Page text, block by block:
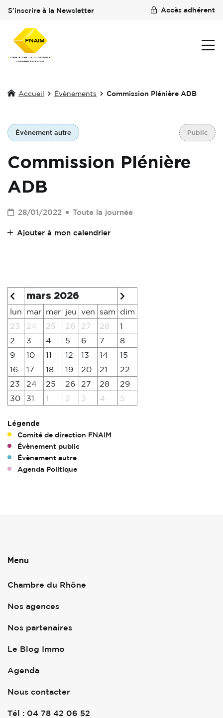
S'inscrire à la Newsletter Accès adhérent
Accueil Évènements Commission Plénière ADB
Évènement autre Public
Commission Plénière
ADB
28/01/2022 Toute la journée
Ajouter à mon calendrier
mars 2026
lun mar mer jeu ven sam
dim
23
24 25 26 27 28
1
2
3 4 5 6 7
8
9
10 11 12 13 14
15
16
17 18 19 20 21
22
23
24 25 26 27 28
29
30
31 1 2 3 4 5
Légende
Comité de direction FNAIM
Évènement public
Évènement autre
Agenda Politique
Menu
Chambre du Rhône
Nos agences
Nos partenaires
Le Blog Immo
Agenda
Nous contacter
Tél : 04 78 42 06 52